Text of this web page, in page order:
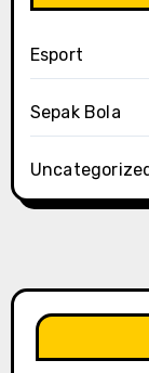
Esport
Sepak Bola